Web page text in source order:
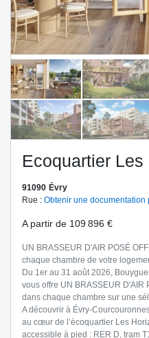
Previo
us
Ecoquartier Les
91090 Évry
Rue : Obtenir une documentation
A partir de 109 896 €
UN BRASSEUR D'AIR POSÉ
chaque chambre de votre
Du 1er au 31 août 2026,
vous offre UN BRASSEUR D'AIR
dans chaque chambre sur une
A découvrir à Évry-
au cœur de l’écoquartier Les
accessible à pied : RER D, tram